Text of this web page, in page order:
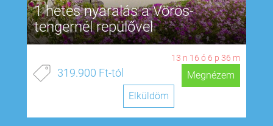
1 hetes nyaralás a Vörös-
tengernél repülővel
13 n 16 ó 6 p 35 m
319.900 Ft-tól
Megnézem
Elküldöm